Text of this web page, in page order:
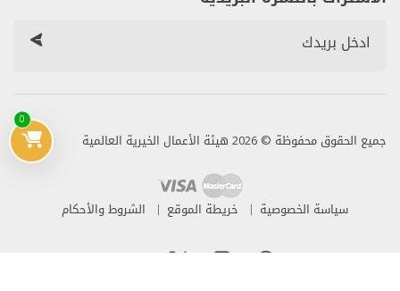
0
جميع الحقوق محفوظة © 2026 هيئة الأعمال الخيرية العالمية
سياسة الخصوصية خريطة الموقع الشروط والأحكام